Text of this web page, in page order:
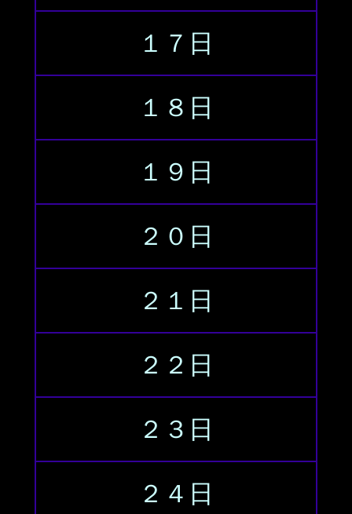
１７日
１８日
１９日
２０日
２１日
２２日
２３日
２４日